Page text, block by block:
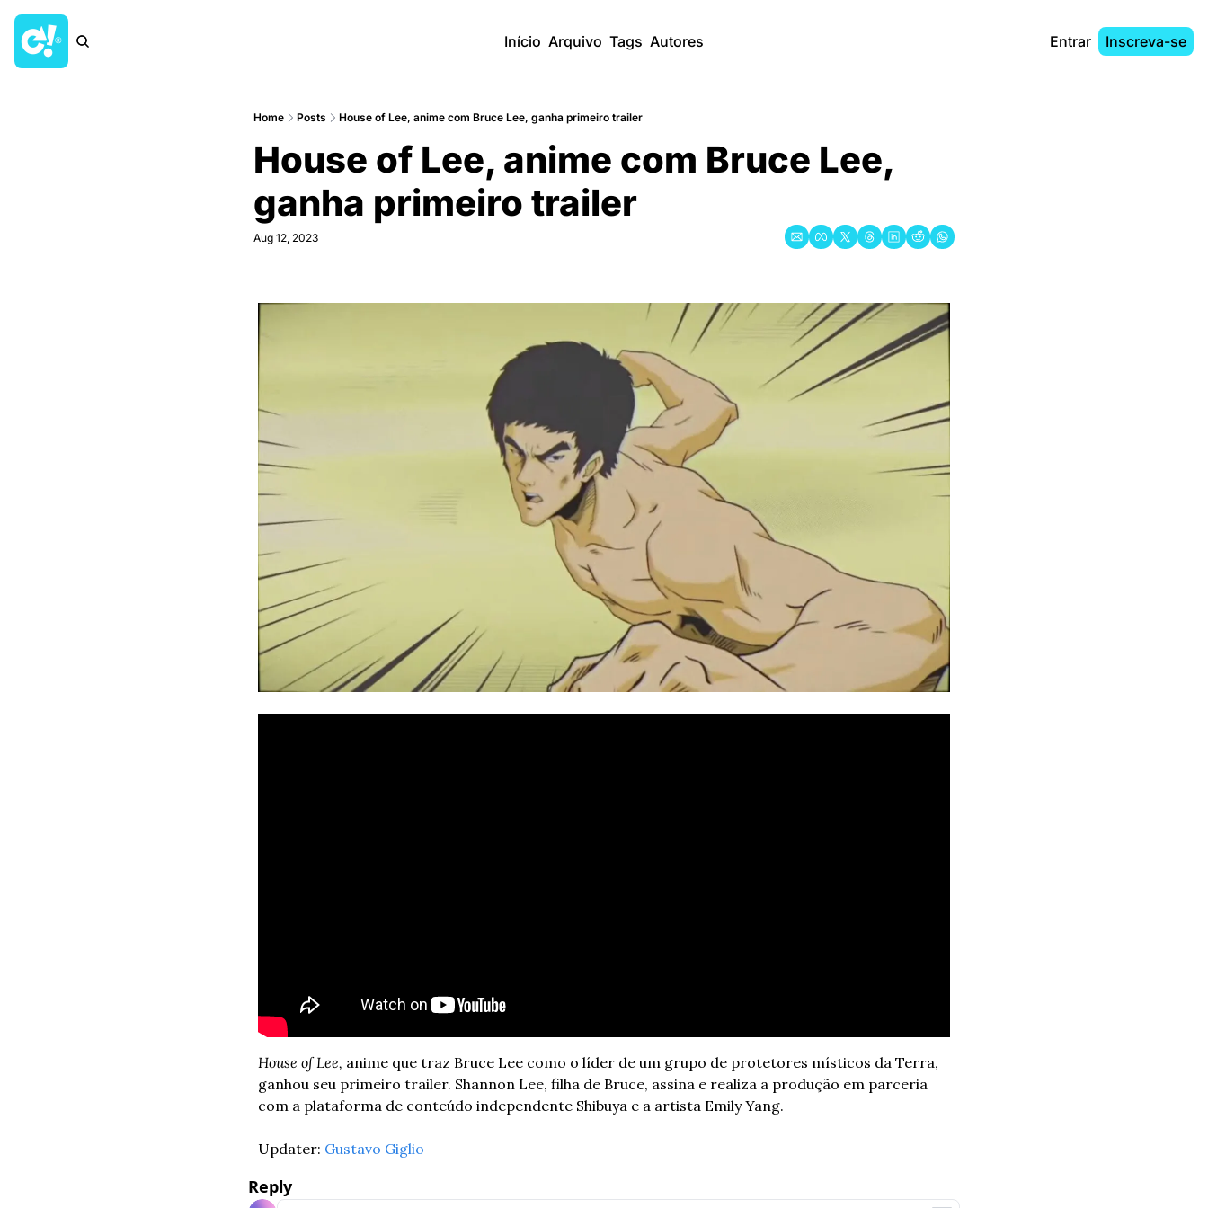
Início Arquivo Tags Autores Entrar Inscreva-se
Home Posts House of Lee, anime com Bruce Lee, ganha primeiro trailer
House of Lee, anime com Bruce Lee,
ganha primeiro trailer
Aug 12, 2023
House of Lee, anime que traz Bruce Lee como o líder de um grupo de protetores místicos da Terra,
ganhou seu primeiro trailer. Shannon Lee, filha de Bruce, assina e realiza a produção em parceria
com a plataforma de conteúdo independente Shibuya e a artista Emily Yang.
Updater: Gustavo Giglio
Reply